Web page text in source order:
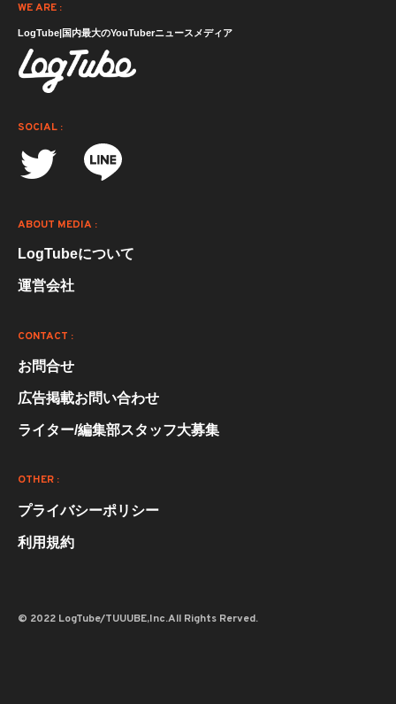
WE ARE :
LogTube|国内最大のYouTuberニュースメディア
SOCIAL :
ABOUT MEDIA :
LogTubeについて
運営会社
CONTACT :
お問合せ
広告掲載お問い合わせ
ライター/編集部スタッフ大募集
OTHER :
プライバシーポリシー
利用規約
© 2022 LogTube/TUUUBE,Inc.All Rights Rerved.